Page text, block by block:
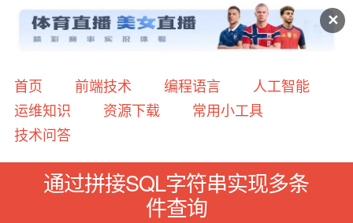
✕
首页 前端技术 编程语言
人工智能
运维知识
资源下载
常用小工具
技术问答
通过拼接SQL字符串实现多条
件查询